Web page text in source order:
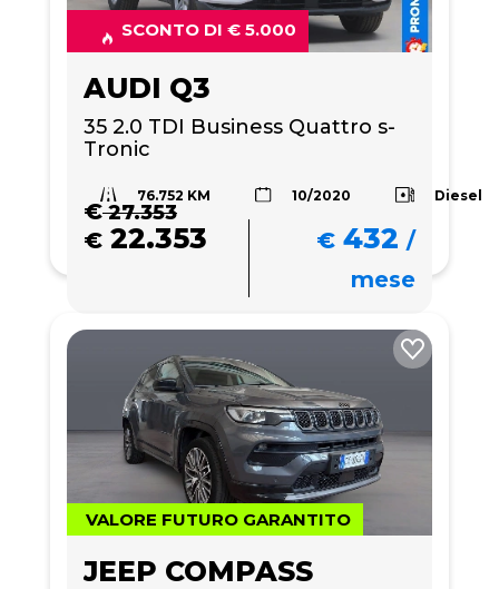
SCONTO DI € 5.000
AUDI Q3
35 2.0 TDI Business Quattro s-
Tronic
76.752 KM 10/2020 Diesel
€27.353
€ 22.353 € 432 /
mese
VALORE FUTURO GARANTITO
JEEP COMPASS